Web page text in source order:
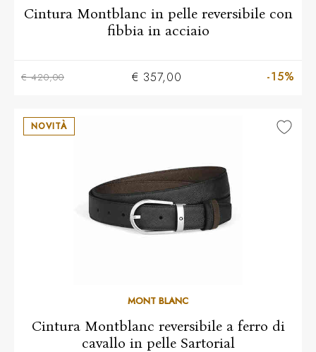
Cintura Montblanc in pelle reversibile con
fibbia in acciaio
€ 420,00 € 357,00 -15%
NOVITÀ
MONT BLANC
Cintura Montblanc reversibile a ferro di
cavallo in pelle Sartorial